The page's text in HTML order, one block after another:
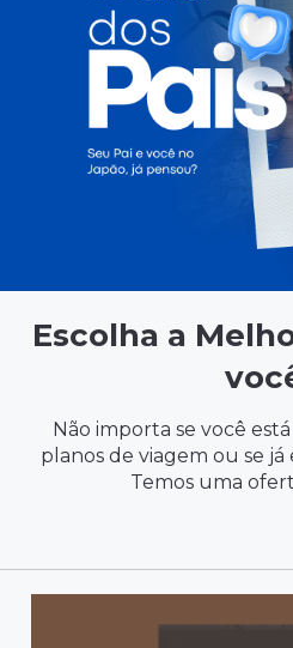
Escolha a
Não importa se você
planos de viagem ou se já
Temos uma